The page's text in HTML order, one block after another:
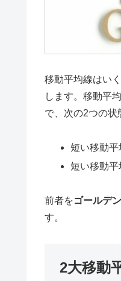
移動平均線はい
します。移動平
で、次の2つの状
短い移動
短い移動
前者をゴールデ
す。
2大移動